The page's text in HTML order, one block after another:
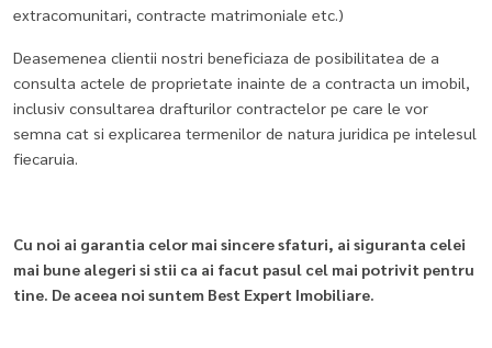
extracomunitari, contracte matrimoniale etc.)
Deasemenea clientii nostri beneficiaza de posibilitatea de a
consulta actele de proprietate inainte de a contracta un imobil,
inclusiv consultarea drafturilor contractelor pe care le vor
semna cat si explicarea termenilor de natura juridica pe intelesul
fiecaruia.
Cu noi ai garantia celor mai sincere sfaturi, ai siguranta celei
mai bune alegeri si stii ca ai facut pasul cel mai potrivit pentru
tine. De aceea noi suntem Best Expert Imobiliare.